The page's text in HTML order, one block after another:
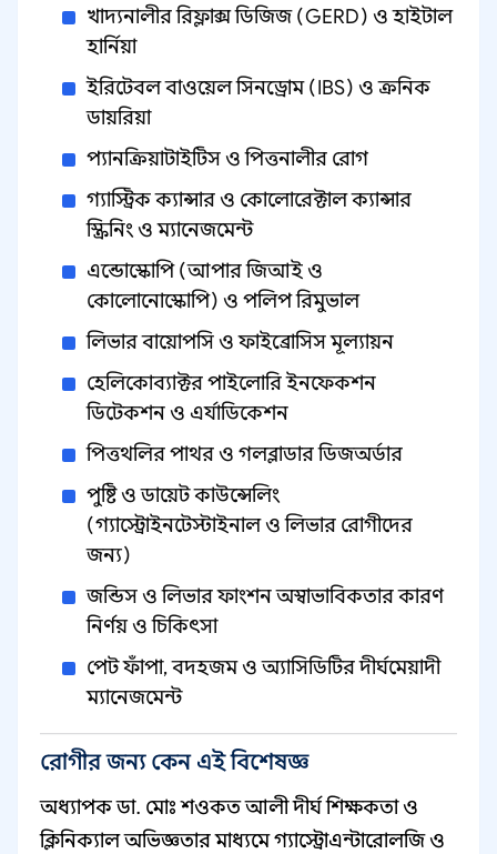
খাদ্যনালীর রিফ্লাক্স ডিজিজ (GERD) ও হাইটাল
হার্নিয়া
ইরিটেবল বাওয়েল সিনড্রোম (IBS) ও ক্রনিক
ডায়রিয়া
প্যানক্রিয়াটাইটিস ও পিত্তনালীর রোগ
গ্যাস্ট্রিক ক্যান্সার ও কোলোরেক্টাল ক্যান্সার
স্ক্রিনিং ও ম্যানেজমেন্ট
এন্ডোস্কোপি (আপার জিআই ও
কোলোনোস্কোপি) ও পলিপ রিমুভাল
লিভার বায়োপসি ও ফাইব্রোসিস মূল্যায়ন
হেলিকোব্যাক্টর পাইলোরি ইনফেকশন
ডিটেকশন ও এর্যাডিকেশন
পিত্তথলির পাথর ও গলব্লাডার ডিজঅর্ডার
পুষ্টি ও ডায়েট কাউন্সেলিং
(গ্যাস্ট্রোইনটেস্টাইনাল ও লিভার রোগীদের
জন্য)
জন্ডিস ও লিভার ফাংশন অস্বাভাবিকতার কারণ
নির্ণয় ও চিকিৎসা
পেট ফাঁপা, বদহজম ও অ্যাসিডিটির দীর্ঘমেয়াদী
ম্যানেজমেন্ট
রোগীর জন্য কেন এই বিশেষজ্ঞ
অধ্যাপক ডা. মোঃ শওকত আলী দীর্ঘ শিক্ষকতা ও
ক্লিনিক্যাল অভিজ্ঞতার মাধ্যমে গ্যাস্ট্রোএন্টারোলজি ও